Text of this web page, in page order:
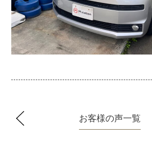
お客様の声一覧